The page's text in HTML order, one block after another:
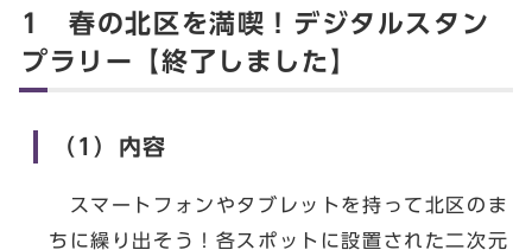
1 春の北区を満喫！デジタルスタン
プラリー【終了しました】
（1）内容
スマートフォンやタブレットを持って北区のま
ちに繰り出そう！各スポットに設置された二次元